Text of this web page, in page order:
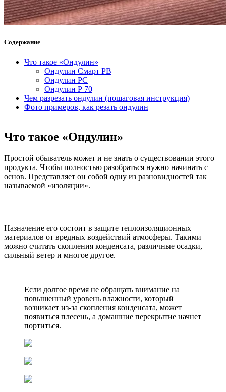
Содержание
Что такое «Ондулин»
Ондулин Смарт РВ
Ондулин РС
Ондулин Р 70
Чем разрезать ондулин (пошаговая инструкция)
Фото примеров, как резать ондулин
Что такое «Ондулин»
Простой обыватель может и не знать о существовании этого
продукта. Чтобы полностью разобраться нужно начинать с
основ. Представляет он собой одну из разновидностей так
называемой «изоляции».
Назначение его состоит в защите теплоизоляционных
материалов от вредных воздействий атмосферы. Такими
можно считать скопления конденсата, различные осадки,
сильный ветер и многое другое.
Если долгое время не обращать внимание на
повышенный уровень влажности, который
возникает из-за скопления конденсата, может
появиться плесень, а домашние перекрытие начнет
портиться.